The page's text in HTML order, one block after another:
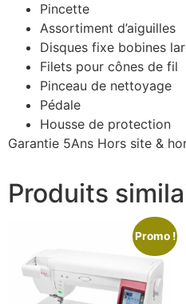
Pincette
Assortiment d’aiguilles
Disques fixe bobines
Filets pour cônes de fil
Pinceau de nettoyage
Pédale
Housse de protection
Garantie 5Ans Hors site &
Produits
Promo !